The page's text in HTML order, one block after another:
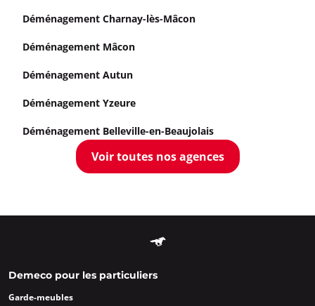
Déménagement Charnay-lès-Mâcon
Déménagement Mâcon
Déménagement Autun
Déménagement Yzeure
Déménagement Belleville-en-Beaujolais
Voir toutes nos agences
Demeco pour les particuliers
Garde-meubles